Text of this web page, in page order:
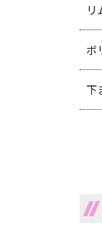
リ
ボ
下